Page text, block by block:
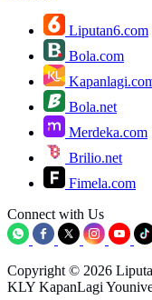
Liputan6.com
Bola.com
Bola.net
Merdeka.com
Brilio.net
Fimela.com
Connect with Us
Copyright © 2026
KLY KapanLagi